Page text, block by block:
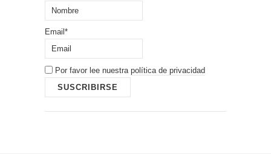
Email*
Por favor lee nuestra política de privacidad